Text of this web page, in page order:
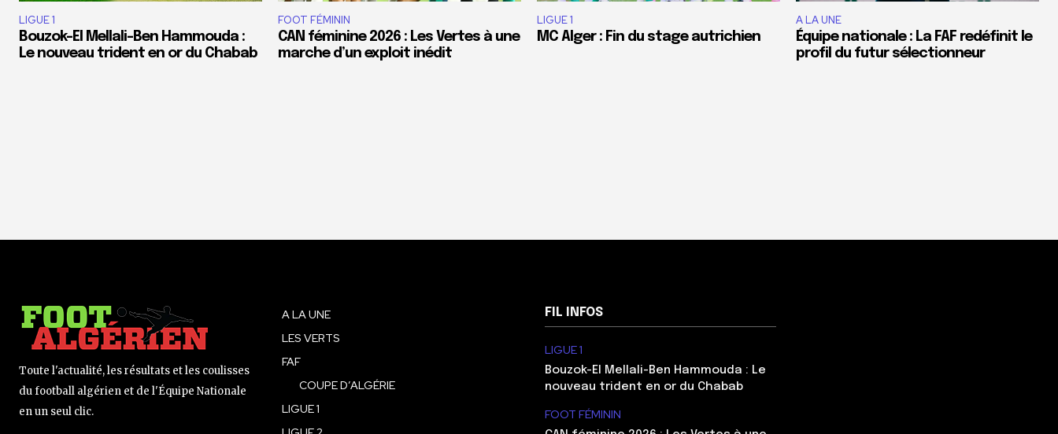
LIGUE 1
Bouzok-El Mellali-Ben Hammouda :
Le nouveau trident en or du Chabab
FOOT FÉMININ
CAN féminine 2026 : Les Vertes à une
marche d’un exploit inédit
LIGUE 1
MC Alger : Fin du stage autrichien
A LA UNE
Équipe nationale : La FAF redéfinit le
profil du futur sélectionneur
Toute l'actualité, les résultats et les coulisses
du football algérien et de l'Équipe Nationale
en un seul clic.
A LA UNE
LES VERTS
FAF
COUPE D’ALGÉRIE
LIGUE 1
FIL INFOS
LIGUE 1
Bouzok-El Mellali-Ben Hammouda : Le
nouveau trident en or du Chabab
FOOT FÉMININ